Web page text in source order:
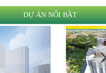
DỰ ÁN NỔI BẬT